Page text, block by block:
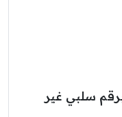
سلبي غير